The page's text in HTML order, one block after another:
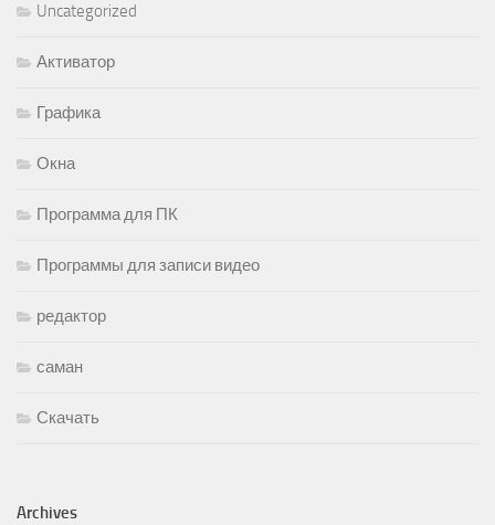
Uncategorized
Активатор
Графика
Окна
Программа для ПК
Программы для записи видео
редактор
саман
Скачать
Archives